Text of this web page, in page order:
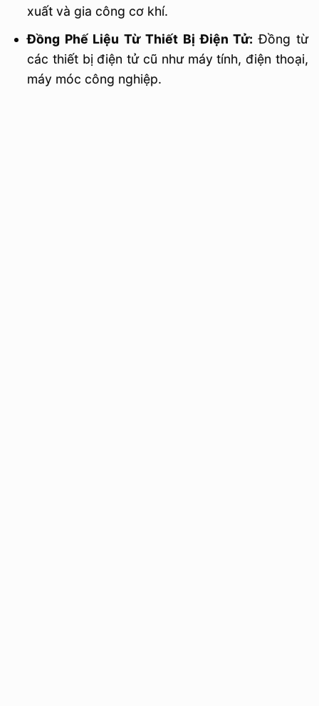
xuất và gia công cơ khí.
Đồng Phế Liệu Từ Thiết Bị Điện Tử: Đồng từ
các thiết bị điện tử cũ như máy tính, điện thoại,
máy móc công nghiệp.